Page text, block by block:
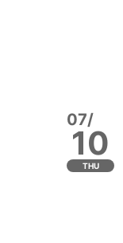
07/
10
THU